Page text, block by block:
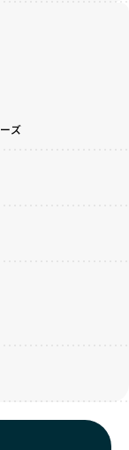
公開されている
きな特徴で
境といった課
との直接取引
援する公益法
断られる中、
が実現してい
んの救済や保
前の子犬だけ
るための大き
を通じて
活動を間接的に
接飼い主に渡す
するためにペ
の心身への影響
ら
いう見た目の特
なっていま
かかりやす
ことがありま
に応じて無理
用して体に負
ます。このよ
下し、飼い主
える恐れがあり
ワンちゃんの
ズ